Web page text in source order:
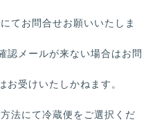
てお問合せお願いいたしま
認メールが来ない場合はお問
受けいたしかねます。
法にて冷蔵便をご選択くだ